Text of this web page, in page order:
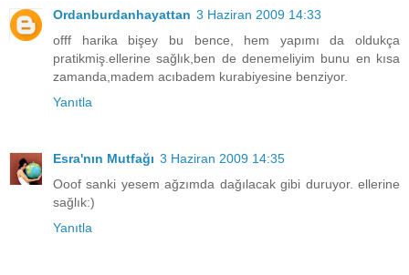
Ordanburdanhayattan 3 Haziran 2009 14:33
offf harika bişey bu bence, hem yapımı da oldukça
pratikmiş.ellerine sağlık,ben de denemeliyim bunu en kısa
zamanda,madem acıbadem kurabiyesine benziyor.
Yanıtla
Esra'nın Mutfağı 3 Haziran 2009 14:35
Ooof sanki yesem ağzımda dağılacak gibi duruyor. ellerine
sağlık:)
Yanıtla